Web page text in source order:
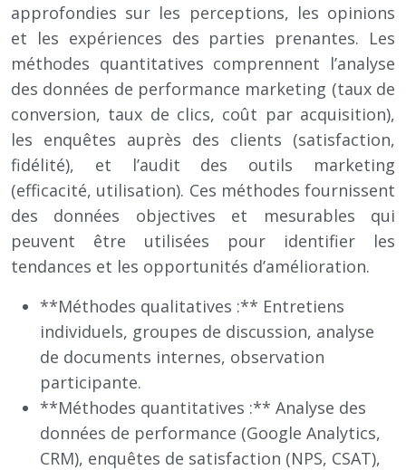
approfondies sur les perceptions, les opinions
et les expériences des parties prenantes. Les
méthodes quantitatives comprennent l’analyse
des données de performance marketing (taux de
conversion, taux de clics, coût par acquisition),
les enquêtes auprès des clients (satisfaction,
fidélité), et l’audit des outils marketing
(efficacité, utilisation). Ces méthodes fournissent
des données objectives et mesurables qui
peuvent être utilisées pour identifier les
tendances et les opportunités d’amélioration.
**Méthodes qualitatives :** Entretiens
individuels, groupes de discussion, analyse
de documents internes, observation
participante.
**Méthodes quantitatives :** Analyse des
données de performance (Google Analytics,
CRM), enquêtes de satisfaction (NPS, CSAT),